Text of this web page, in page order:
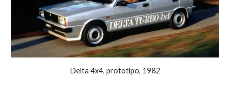
Delta 4x4, prototipo, 1982